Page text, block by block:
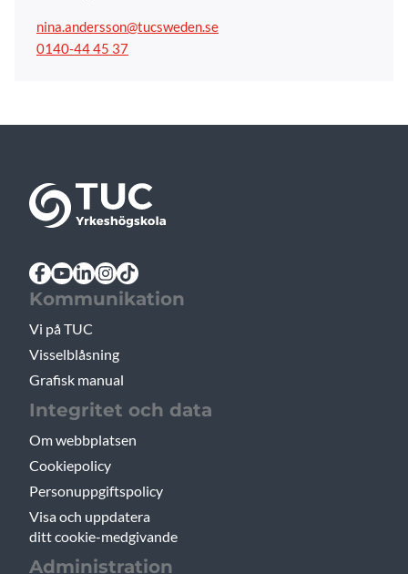
nina.andersson@tucsweden.se
0140-44 45 37
Kommunikation
Vi på TUC
Visselblåsning
Grafisk manual
Integritet och data
Om webbplatsen
Cookiepolicy
Personuppgiftspolicy
Visa och uppdatera
ditt cookie-medgivande
Administration